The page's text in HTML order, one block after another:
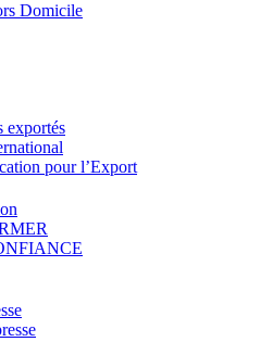
Domicile
exportés
pour l’Export